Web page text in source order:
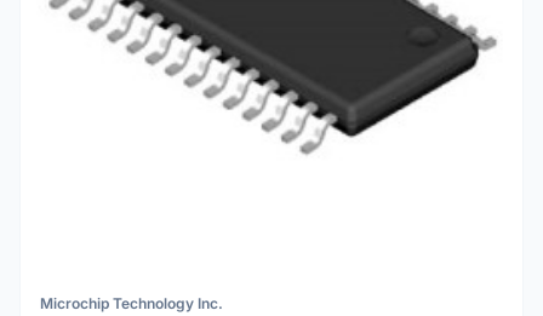
Microchip Technology Inc.